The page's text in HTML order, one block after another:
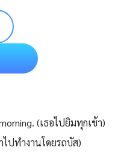
(เธอไปยิมทุกเช้า)
ไปทำงานโดยรถบัส)